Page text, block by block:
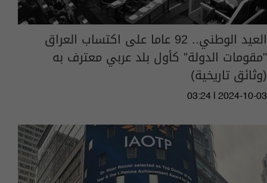
العيد الوطني.. 92 عاما على اكتساب العراق
"مقومات الدولة" كأول بلد عربي معترف به
(وثائق تاريخية)
03:24 | 2024-10-03